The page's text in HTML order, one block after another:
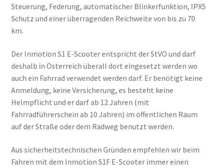
Steuerung, Federung, automatischer Blinkerfunktion, IPX5
Schutz und einer überragenden Reichweite von bis zu 70
km.
Der Inmotion S1 E-Scooter entspricht der StVO und darf
deshalb in Österreich überall dort eingesetzt werden wo
auch ein Fahrrad verwendet werden darf. Er benötigt keine
Anmeldung, keine Versicherung, es besteht keine
Helmpflicht und er darf ab 12 Jahren (mit
Fahrradführerschein ab 10 Jahren) im öffentlichen Raum
auf der Straße oder dem Radweg benutzt werden.
Aus sicherheitstechnischen Gründen empfehlen wir beim
Fahren mit dem Inmotion S1F E-Scooter immer einen